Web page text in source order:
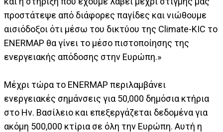
προστάτεψε από διάφορες παγίδες και νιώθουμε
αισιόδοξοι ότι μέσω του δικτύου της Climate-KIC το
ENERMAP θα γίνει το μέσο πιστοποίησης της
ενεργειακής απόδοσης στην Ευρώπη.»
Μέχρι τώρα το ENERMAP περιλαμβάνει
ενεργειακές σημάνσεις για 50,000 δημόσια κτήρια
στο Ην. Βασίλειο και επεξεργάζεται δεδομένα για
ακόμη 500,000 κτίρια σε όλη την Ευρώπη. Αυτή η